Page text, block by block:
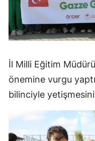
İl Milli Eğitim
önemine vurgu
bilinciyle